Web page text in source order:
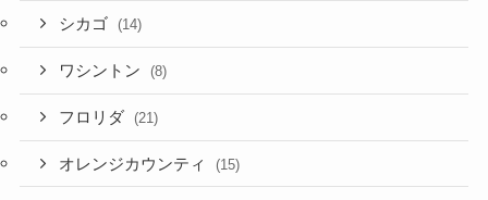
シカゴ (14)
ワシントン (8)
フロリダ (21)
オレンジカウンティ (15)